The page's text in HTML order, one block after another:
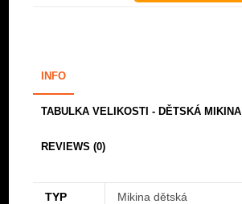
Dahmer
množství
INFO
TABULKA VELIKOSTI - DĚTSKÁ MIKINA
REVIEWS (0)
TYP Mikina dětská